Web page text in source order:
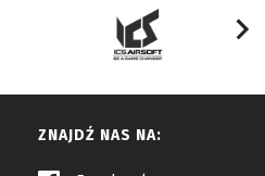
ZNAJDŹ NAS NA: